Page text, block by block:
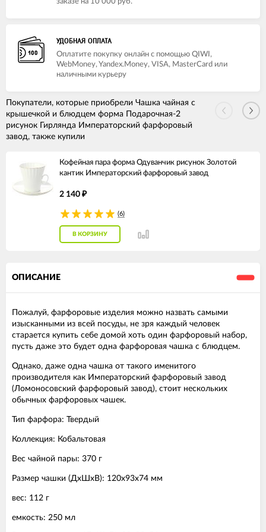
УДОБНАЯ ОПЛАТА
Оплатите покупку онлайн с помощью QIWI,
WebMoney, Yandex.Money, VISA, MasterCard или
наличными курьеру
Покупатели, которые приобрели Чашка чайная с
крышечкой и блюдцем форма Подарочная-2
рисунок Гирлянда Императорский фарфоровый
завод, также купили
Кофейная пара форма Одуванчик рисунок Золотой
кантик Императорский фарфоровый завод
2 140 ₽
(6)
В КОРЗИНУ
ОПИСАНИЕ
Пожалуй, фарфоровые изделия можно назвать самыми
изысканными из всей посуды, не зря каждый человек
старается купить себе домой хоть один фарфоровый набор,
пусть даже это будет одна фарфоровая чашка с блюдцем.
Однако, даже одна чашка от такого именитого
производителя как Императорский фарфоровый завод
(Ломоносовский фарфоровый завод), стоит нескольких
обычных фарфоровых чашек.
Тип фарфора: Твердый
Коллекция: Кобальтовая
Вес чайной пары: 370 г
Размер чашки (ДхШхВ): 120х93х74 мм
вес: 112 г
емкость: 250 мл